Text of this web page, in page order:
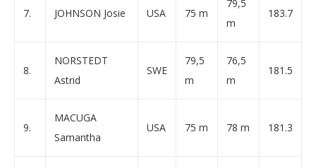
7. JOHNSON Josie USA 75 m
79,5
m
183.7
8.
NORSTEDT
Astrid
SWE
79,5
m
76,5
m
181.5
9.
MACUGA
Samantha
USA 75 m 78 m 181.3